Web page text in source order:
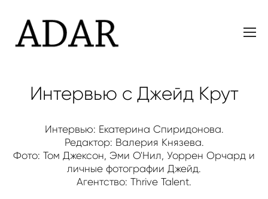
Интервью с Джейд Крут
Интервью: Екатерина Спиридонова.
Редактор: Валерия Князева.
Фото: Том Джексон, Эми О'Нил, Уоррен Орчард и
личные фотографии Джейд.
Агентство: Thrive Talent.